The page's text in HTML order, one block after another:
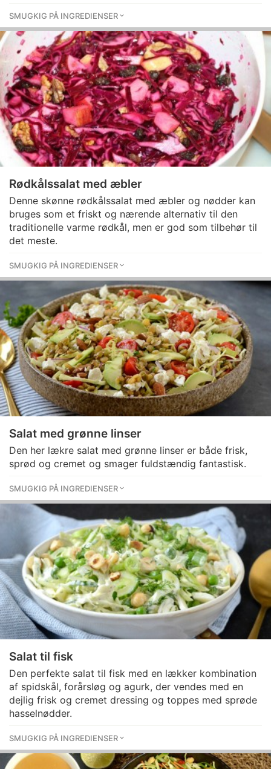
SMUGKIG PÅ INGREDIENSER
Rødkålssalat med æbler
Denne skønne rødkålssalat med æbler og nødder kan
bruges som et friskt og nærende alternativ til den
traditionelle varme rødkål, men er god som tilbehør til
det meste.
SMUGKIG PÅ INGREDIENSER
Salat med grønne linser
Den her lækre salat med grønne linser er både frisk,
sprød og cremet og smager fuldstændig fantastisk.
SMUGKIG PÅ INGREDIENSER
Salat til fisk
Den perfekte salat til fisk med en lækker kombination
af spidskål, forårsløg og agurk, der vendes med en
dejlig frisk og cremet dressing og toppes med sprøde
hasselnødder.
SMUGKIG PÅ INGREDIENSER